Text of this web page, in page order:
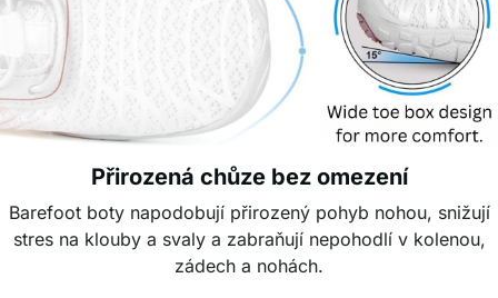
Přirozená chůze bez omezení
Barefoot boty napodobují přirozený pohyb nohou, snižují
stres na klouby a svaly a zabraňují nepohodlí v kolenou,
zádech a nohách.